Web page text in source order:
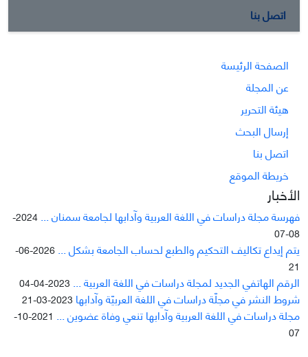
اتصل بنا
الصفحة الرئيسة
عن المجلة
هيئة التحرير
إرسال البحث
اتصل بنا
خريطة الموقع
الأخبار
فهرسة مجلة دراسات في اللغة العربية وآدابها لجامعة سمنان ...
2024-
08-07
يتم إيداع تکاليف التحکيم والطبع لحساب الجامعة بشکل ...
2026-06-
21
الرقم الهاتفي الجديد لمجلة دراسات في اللغة العربية ... 2023-04-04
شروط النشر في مجلّة دراسات في اللغة العربيّة وآدابها 2023-03-21
مجلة دراسات في اللغة العربية وآدابها تنعي وفاة عضوين ...
2021-10-
07